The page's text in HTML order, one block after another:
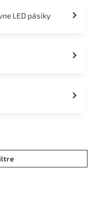
LED pásiky